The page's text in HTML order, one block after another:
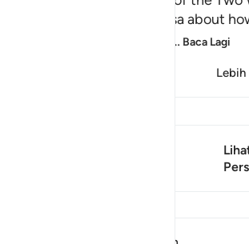
When the man told Musa about
… Baca Lagi
Lebih